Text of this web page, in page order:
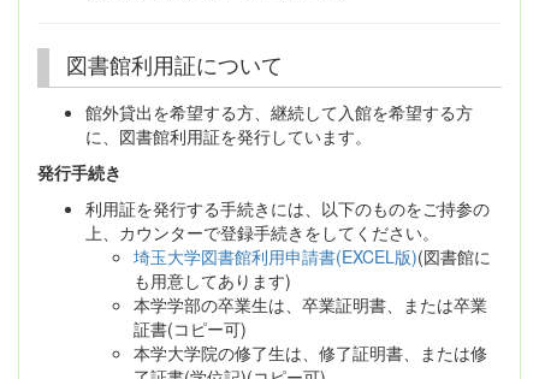
図書館利用証について
館外貸出を希望する方、継続して入館を希望する方
に、図書館利用証を発行しています。
発行手続き
利用証を発行する手続きには、以下のものをご持参の
上、カウンターで登録手続きをしてください。
埼玉大学図書館利用申請書(EXCEL版)(図書館に
も用意してあります)
本学学部の卒業生は、卒業証明書、または卒業
証書(コピー可)
本学大学院の修了生は、修了証明書、または修